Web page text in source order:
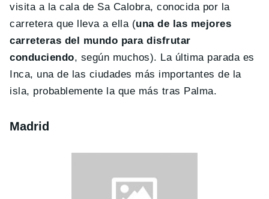
visita a la cala de Sa Calobra, conocida por la
carretera que lleva a ella (una de las mejores
carreteras del mundo para disfrutar
conduciendo, según muchos). La última parada es
Inca, una de las ciudades más importantes de la
isla, probablemente la que más tras Palma.
Madrid